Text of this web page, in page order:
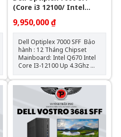
(Core i3 12100/ Intel
Q670/ 8GB/ 256GB SSD)
9,950,000 ₫
Dell Optiplex 7000 SFF Bảo
hành : 12 Tháng Chipset
Mainboard: Intel Q670 Intel
Core I3-12100 Up 4.3Ghz
Ram : 8GB DDR4 SSD
: 256GB VGA: Đồ họa HD
Intel® 730 Hệ điều hành:
Chưa Bao Gồm